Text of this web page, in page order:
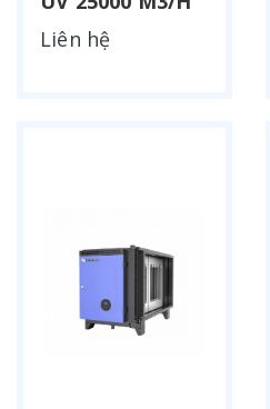
Liên hệ